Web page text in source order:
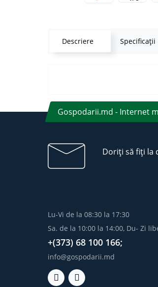
Descriere Specificaţii
Gospodarii.md - Internet
Doriți să fiți la
Lu-Vi de la 08:30 la 17:30
Sa. de la 10:00 la 14:00, Du- Zi
+(373) 68 100 166;
info@gospodarii.md